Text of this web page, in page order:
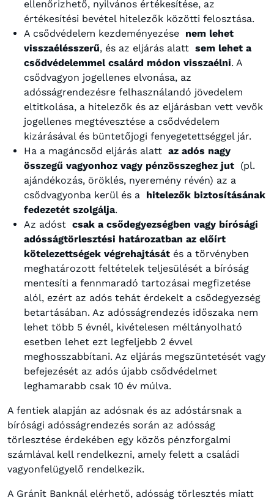
ellenőrizhető, nyilvános értékesítése, az
értékesítési bevétel hitelezők közötti felosztása.
A csődvédelem kezdeményezése nem lehet
visszaélésszerű, és az eljárás alatt sem lehet a
csődvédelemmel csalárd módon visszaélni. A
csődvagyon jogellenes elvonása, az
adósságrendezésre felhasználandó jövedelem
eltitkolása, a hitelezők és az eljárásban vett vevők
jogellenes megtévesztése a csődvédelem
kizárásával és büntetőjogi fenyegetettséggel jár.
Ha a magáncsőd eljárás alatt az adós nagy
összegű vagyonhoz vagy pénzösszeghez jut (pl.
ajándékozás, öröklés, nyeremény révén) az a
csődvagyonba kerül és a hitelezők biztosításának
fedezetét szolgálja.
Az adóst csak a csődegyezségben vagy bírósági
adósságtörlesztési határozatban az előírt
kötelezettségek végrehajtását és a törvényben
meghatározott feltételek teljesülését a bíróság
mentesíti a fennmaradó tartozásai megfizetése
alól, ezért az adós tehát érdekelt a csődegyezség
betartásában. Az adósságrendezés időszaka nem
lehet több 5 évnél, kivételesen méltányolható
esetben lehet ezt legfeljebb 2 évvel
meghosszabbítani. Az eljárás megszüntetését vagy
befejezését az adós újabb csődvédelmet
leghamarabb csak 10 év múlva.
A fentiek alapján az adósnak és az adóstársnak a
bírósági adósságrendezés során az adósság
törlesztése érdekében egy közös pénzforgalmi
számlával kell rendelkezni, amely felett a családi
vagyonfelügyelő rendelkezik.
A Gránit Banknál elérhető, adósság törlesztés miatt